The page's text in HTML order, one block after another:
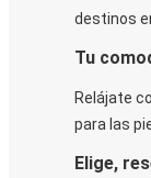
destinos
Tu
Relájate
para las
Elige,